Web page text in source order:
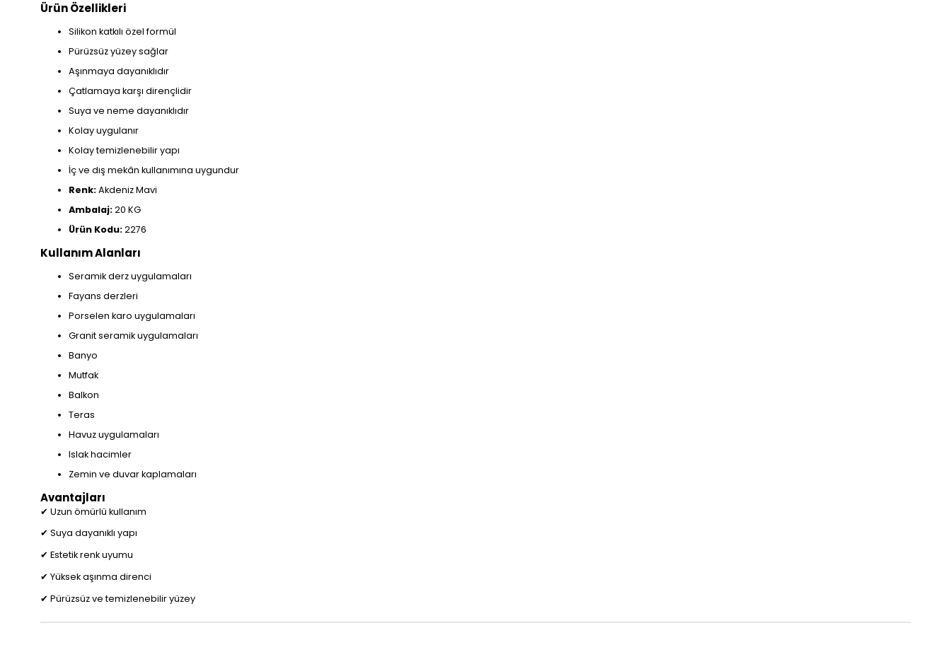
Ürün Özellikleri
Silikon katkılı özel formül
Pürüzsüz yüzey sağlar
Aşınmaya dayanıklıdır
Çatlamaya karşı dirençlidir
Suya ve neme dayanıklıdır
Kolay uygulanır
Kolay temizlenebilir yapı
İç ve dış mekân kullanımına uygundur
Renk:Akdeniz Mavi
Ambalaj:20 KG
Ürün Kodu:2276
Kullanım Alanları
Seramik derz uygulamaları
Fayans derzleri
Porselen karo uygulamaları
Granit seramik uygulamaları
Banyo
Mutfak
Balkon
Teras
Havuz uygulamaları
Islak hacimler
Zemin ve duvar kaplamaları
Avantajları
✔ Uzun ömürlü kullanım
✔ Suya dayanıklı yapı
✔ Estetik renk uyumu
✔ Yüksek aşınma direnci
✔ Pürüzsüz ve temizlenebilir yüzey